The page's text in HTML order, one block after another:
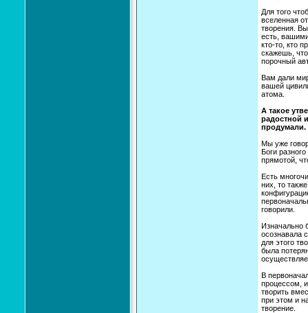
Для того
вселенная
творения.
есть,
кто-то, кто
скажешь,
порочный
Вам дали
вашей
атома.
А такое
радостной
продумали.
Мы уже
Боги
прямотой,
Есть
них, то
говорили.
Изначально
осознавала
для этого
была
В
процессом,
творить
при этом и
творение.